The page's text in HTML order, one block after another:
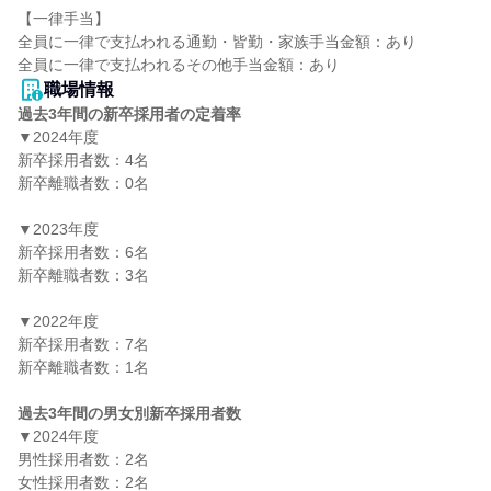
【一律手当】
全員に一律で支払われる通勤・皆勤・家族手当金額：あり
職場情報
過去3年間の新卒採用者の定着率
▼2024年度
新卒採用者数：4名
新卒離職者数：0名
▼2023年度
新卒採用者数：6名
新卒離職者数：3名
▼2022年度
新卒採用者数：7名
新卒離職者数：1名
過去3年間の男女別新卒採用者数
▼2024年度
男性採用者数：2名
女性採用者数：2名